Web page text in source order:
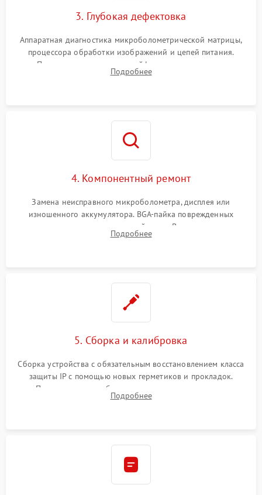
3. Глубокая дефектовка
Аппаратная диагностика микроболометрической матрицы,
процессора обработки изображений и цепей питания.
Проверка целостности шлейфов, модуля памяти и
интерфейсов связи. Выявление сгоревших SMD-компонентов
Подробнее
4. Компонентный ремонт
Замена неисправного микроболометра, дисплея или
изношенного аккумулятора. BGA-пайка поврежденных
контроллеров на материнской плате. Восстановление
разъемов и кнопок, замена поврежденных элементов
Подробнее
5. Сборка и калибровка
Сборка устройства с обязательным восстановлением класса
защиты IP с помощью новых герметиков и прокладок.
Программная калибровка матрицы по эталонному
абсолютно черному телу для точного измерения температур.
Подробнее